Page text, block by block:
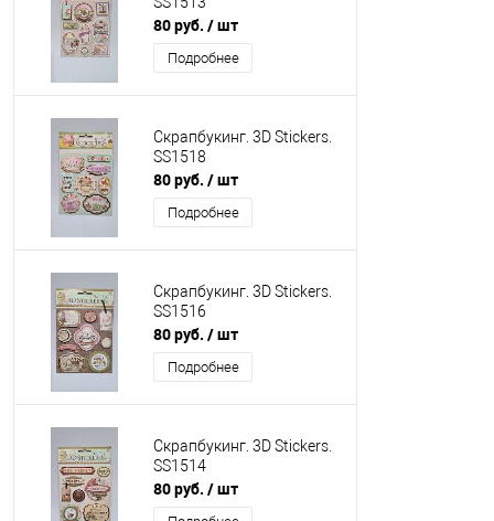
80 руб. / шт
Подробнее
Скрапбукинг. 3D Stickers.
SS1518
80 руб. / шт
Подробнее
Скрапбукинг. 3D Stickers.
SS1516
80 руб. / шт
Подробнее
Скрапбукинг. 3D Stickers.
SS1514
80 руб. / шт